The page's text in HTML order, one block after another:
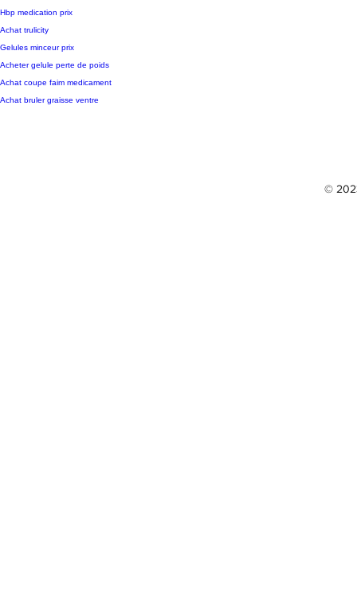
Hbp medication prix
Achat trulicity
Gelules minceur prix
Acheter gelule perte de poids
Achat coupe faim medicament
Achat bruler graisse ventre
©